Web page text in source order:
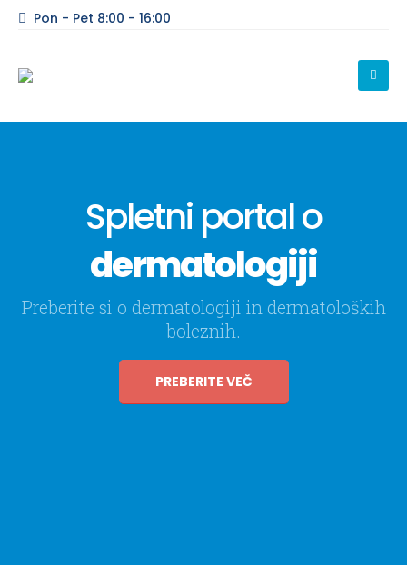
Pon - Pet 8:00 - 16:00
Spletni portal o
dermatologiji
Preberite si o dermatologiji in dermatoloških
boleznih.
PREBERITE VEČ